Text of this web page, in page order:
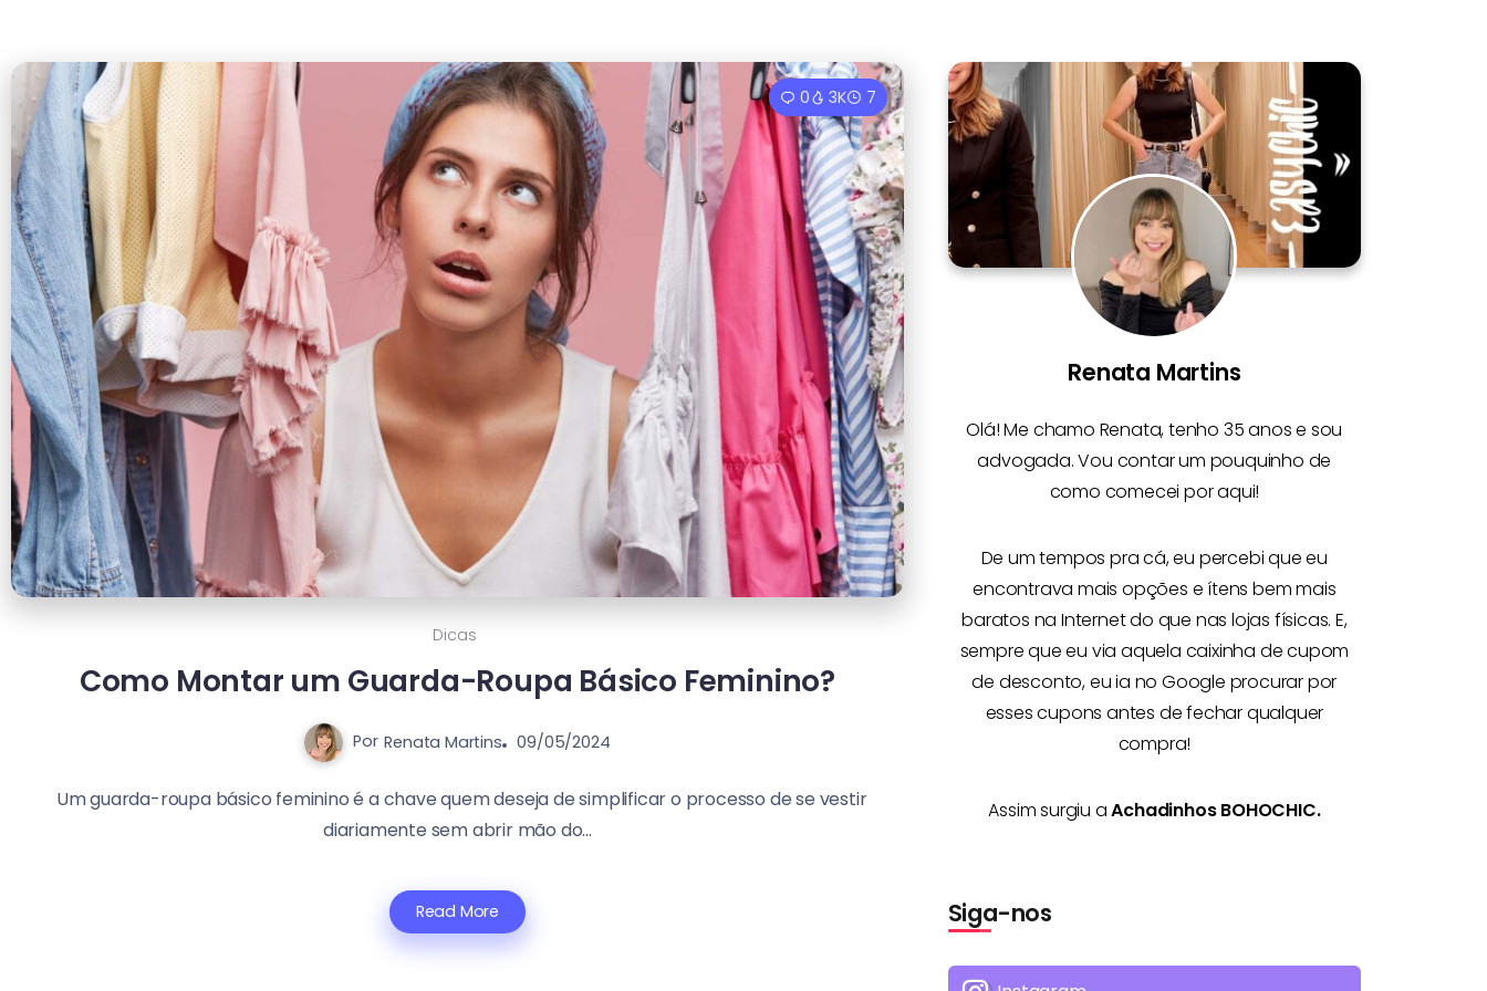
0 3K 7
Dicas
Como Montar um Guarda-Roupa Básico Feminino?
Por Renata Martins 09/05/2024
Um guarda-roupa básico feminino é a chave quem deseja de simplificar o processo de se vestir
diariamente sem abrir mão do...
Read More
Renata Martins
Olá! Me chamo Renata, tenho 35 anos e sou
advogada. Vou contar um pouquinho de
como comecei por aqui!
De um tempos pra cá, eu percebi que eu
encontrava mais opções eítens bem mais
baratos na Internetdo que nas lojas físicas. E,
sempre que eu via aquela caixinha de cupom
de desconto, eu ia no Google procurar por
esses cupons antes de fechar qualquer
compra!
Assim surgiu aAchadinhos BOHOCHIC.
Siga-nos